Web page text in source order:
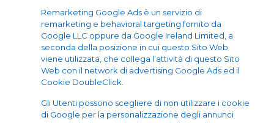
Remarketing Google Ads è un servizio di
remarketing e behavioral targeting fornito da
Google LLC oppure da Google Ireland Limited, a
seconda della posizione in cui questo Sito Web
viene utilizzata, che collega l’attività di questo Sito
Web con il network di advertising Google Ads ed il
Cookie DoubleClick.
Gli Utenti possono scegliere di non utilizzare i cookie
di Google per la personalizzazione degli annunci